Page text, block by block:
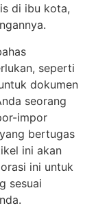
di ibu kota,
seperti
dokumen
seorang
impor
bertugas
ini akan
ini untuk
sesuai